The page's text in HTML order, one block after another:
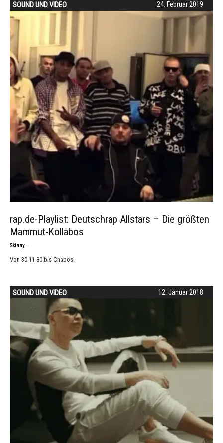
24. Februar 2019
SOUND UND VIDEO
rap.de-Playlist: Deutschrap Allstars – Die größten
Mammut-Kollabos
Skinny -
Von 30-11-80 bis Chabos!
12. Januar 2018
SOUND UND VIDEO